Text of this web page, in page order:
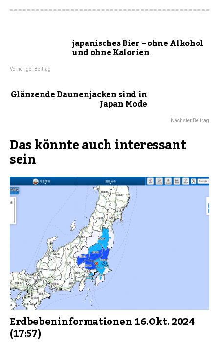
japanisches Bier – ohne Alkohol
und ohne Kalorien
Vorheriger Beitrag
Glänzende Daunenjacken sind in
Japan Mode
Nächster Beitrag
Das könnte auch interessant
sein
Erdbebeninformationen 16.Okt. 2024
(17:57)